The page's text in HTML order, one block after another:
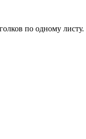
по одному листу.